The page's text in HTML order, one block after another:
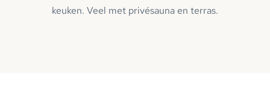
keuken. Veel met privésauna en terras.